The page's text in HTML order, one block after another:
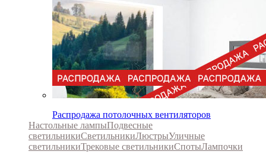
Распродажа потолочных вентиляторов
Настольные лампыПодвесные
светильникиСветильникиЛюстрыУличные
светильникиТрековые светильникиСпотыЛампочки